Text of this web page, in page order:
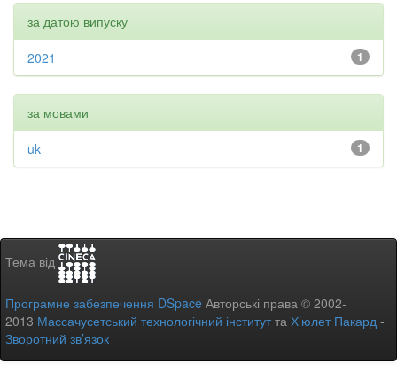
за датою випуску
1
2021
за мовами
1
uk
Тема від
Програмне забезпечення DSpace Авторські права © 2002-
2013 Массачусетський технологічний інститутта Х’юлет Пакард -
Зворотний зв’язок